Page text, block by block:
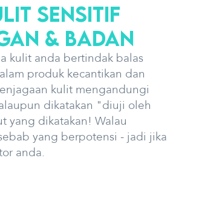
Sensitif
& Badan
kulit anda bertindak balas
produk kecantikan dan
kulit mengandungi
dikatakan "diuji oleh
yang dikatakan! Walau
yang berpotensi - jadi jika
anda.